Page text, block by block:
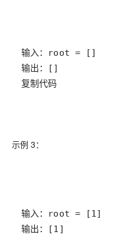
复制代码
示例 3：